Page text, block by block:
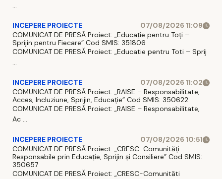
...
INCEPERE PROIECTE
07/08/2026 11:09
COMUNICAT DE PRESĂ Proiect: „Educație pentru Toți –
Sprijin pentru Fiecare” Cod SMIS: 351806
COMUNICAT DE PRESĂ Proiect: „Educatie pentru Toti – Sprij
...
INCEPERE PROIECTE
07/08/2026 11:02
COMUNICAT DE PRESĂ Proiect: „RAISE – Responsabilitate,
Acces, Incluziune, Sprijin, Educație” Cod SMIS: 350622
COMUNICAT DE PRESĂ Proiect: „RAISE – Responsabilitate,
Ac ...
INCEPERE PROIECTE
07/08/2026 10:51
COMUNICAT DE PRESĂ Proiect: „CRESC-Comunități
Responsabile prin Educație, Sprijin și Consiliere” Cod SMIS:
350657
COMUNICAT DE PRESĂ Proiect: „CRESC-Comunităti